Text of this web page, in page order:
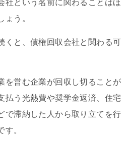
社という名前に関わることはほ
ょう。
くと、債権回収会社と関わる可
を営む企業が回収し切ることが
払う光熱費や奨学金返済、住宅
で滞納した人から取り立てを行
す。